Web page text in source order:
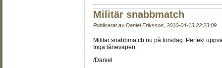
Militär snabbmatch
Publicerat av Daniel Eriksson 2010-04-13 22:23:09
Militär snabbmatch nu på torsdag. Perfekt
Inga lånevapen.
/Daniel